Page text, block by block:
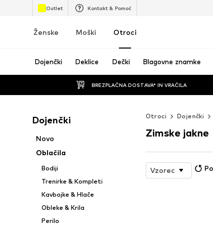
Outlet Kontakt & Pomoč
Ženske Moški Otroci
Dojenčki Deklice Dečki Blagovne znamke
BREZPLAČNA DOSTAVA* IN VRAČILA
Dojenčki
Novo
Oblačila
Bodiji
Trenirke & Kompleti
Kavbojke & Hlače
Obleke & Krila
Perilo
Otroci Dojenčki
Zimske jakne
Vzorec